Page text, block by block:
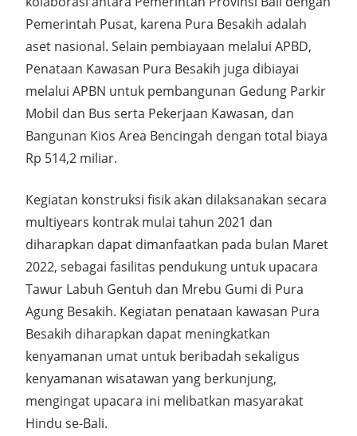
Pemerintah Pusat, karena Pura Besakih adalah
aset nasional. Selain pembiayaan melalui APBD,
Penataan Kawasan Pura Besakih juga dibiayai
melalui APBN untuk pembangunan Gedung Parkir
Mobil dan Bus serta Pekerjaan Kawasan, dan
Bangunan Kios Area Bencingah dengan total biaya
Rp 514,2 miliar.
Kegiatan konstruksi fisik akan dilaksanakan secara
multiyears kontrak mulai tahun 2021 dan
diharapkan dapat dimanfaatkan pada bulan Maret
2022, sebagai fasilitas pendukung untuk upacara
Tawur Labuh Gentuh dan Mrebu Gumi di Pura
Agung Besakih. Kegiatan penataan kawasan Pura
Besakih diharapkan dapat meningkatkan
kenyamanan umat untuk beribadah sekaligus
kenyamanan wisatawan yang berkunjung,
mengingat upacara ini melibatkan masyarakat
Hindu se-Bali.